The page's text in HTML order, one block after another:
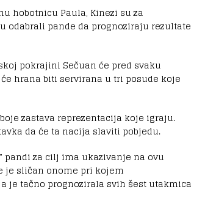
hobotnicu Paula, Kinezi su za
odabrali pande da prognoziraju rezultate
pokrajini Sečuan će pred svaku
hrana biti servirana u tri posude koje
zastava reprezentacija koje igraju.
da će ta nacija slaviti pobjedu.
pandi za cilj ima ukazivanje na ovu
je sličan onome pri kojem
je tačno prognozirala svih šest utakmica